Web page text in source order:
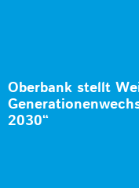
Oberbank stellt
2030“